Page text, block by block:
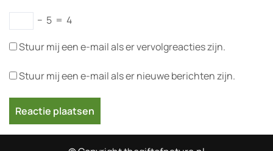
− 5 = 4
Stuur mij een e-mail als er vervolgreacties zijn.
Stuur mij een e-mail als er nieuwe berichten zijn.